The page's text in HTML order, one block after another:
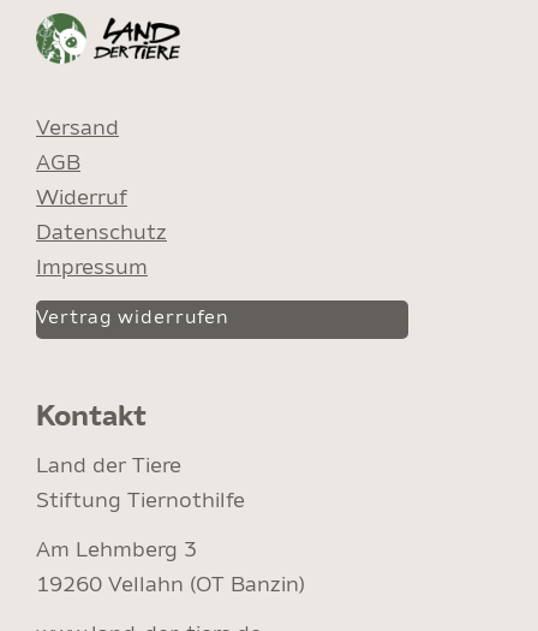
Versand
AGB
Widerruf
Datenschutz
Impressum
Vertrag widerrufen
Kontakt
Land der Tiere
Stiftung Tiernothilfe
Am Lehmberg 3
19260 Vellahn (OT Banzin)